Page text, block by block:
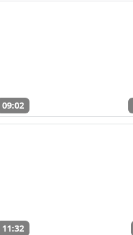
09:02
11:32